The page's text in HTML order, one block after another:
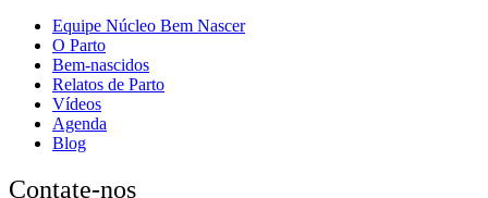
Equipe Núcleo Bem Nascer
O Parto
Bem-nascidos
Relatos de Parto
Vídeos
Agenda
Blog
Contate-nos